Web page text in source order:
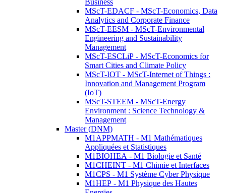
Business
MScT-EDACF - MScT-Economics, Data
Analytics and Corporate Finance
MScT-EESM - MScT-Environmental
Engineering and Sustainability
Management
MScT-ESCLiP - MScT-Economics for
Smart Cities and Climate Policy
MScT-IOT - MScT-Internet of Things :
Innovation and Management Program
(IoT)
MScT-STEEM - MScT-Energy
Environment : Science Technology &
Management
Master (DNM)
M1APPMATH - M1 Mathématiques
Appliquées et Statistiques
M1BIOHEA - M1 Biologie et Santé
M1CHEINT - M1 Chimie et Interfaces
M1CPS - M1 Système Cyber Physique
M1HEP - M1 Physique des Hautes